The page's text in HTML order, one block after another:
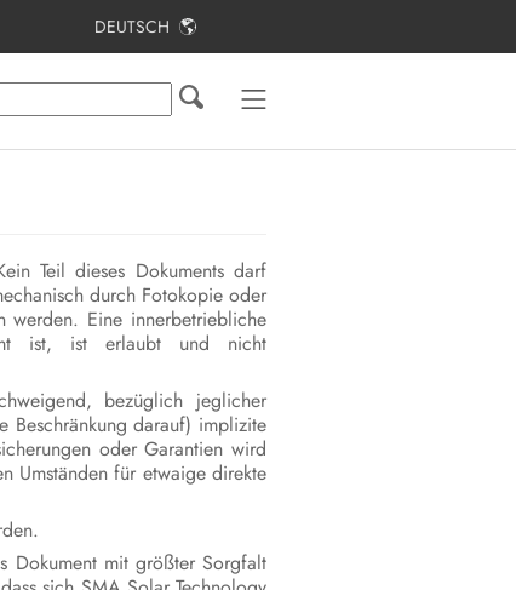
DEUTSCH
Teil dieses Dokuments darf
durch Fotokopie oder
werden. Eine innerbetriebliche
ist, ist erlaubt und nicht
bezüglich jeglicher
Beschränkung darauf) implizite
oder Garantien wird
Umständen für etwaige direkte
Dokument mit größter Sorgfalt
Inhaltsverzeichnis
Produktübersicht
Montage
Elektrischer Anschluss
PV-Anlage in Betrieb nehmen
Konfiguration
schalten